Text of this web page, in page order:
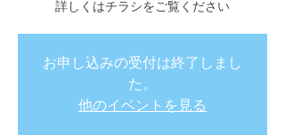
詳しくはチラシをご覧ください
お申し込みの受付は終了しまし
た。
他のイベントを見る